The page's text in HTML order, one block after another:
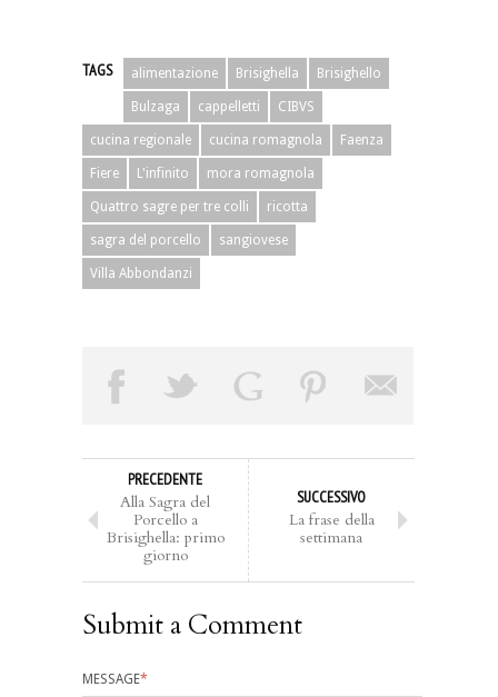
TAGS alimentazione Brisighella Brisighello
Bulzaga cappelletti CIBVS
cucina regionale cucina romagnola Faenza
Fiere L'infinito mora romagnola
Quattro sagre per tre colli ricotta
sagra del porcello sangiovese
Villa Abbondanzi
PRECEDENTE
Alla Sagra del
Porcello a
Brisighella: primo
giorno
SUCCESSIVO
La frase della
settimana
Submit a Comment
MESSAGE*